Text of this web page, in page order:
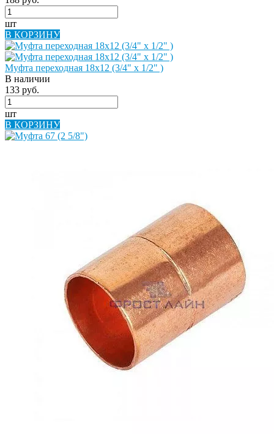
шт
В КОРЗИНУ
Муфта переходная 18х12 (3/4" х 1/2" )
В наличии
133 руб.
шт
В КОРЗИНУ